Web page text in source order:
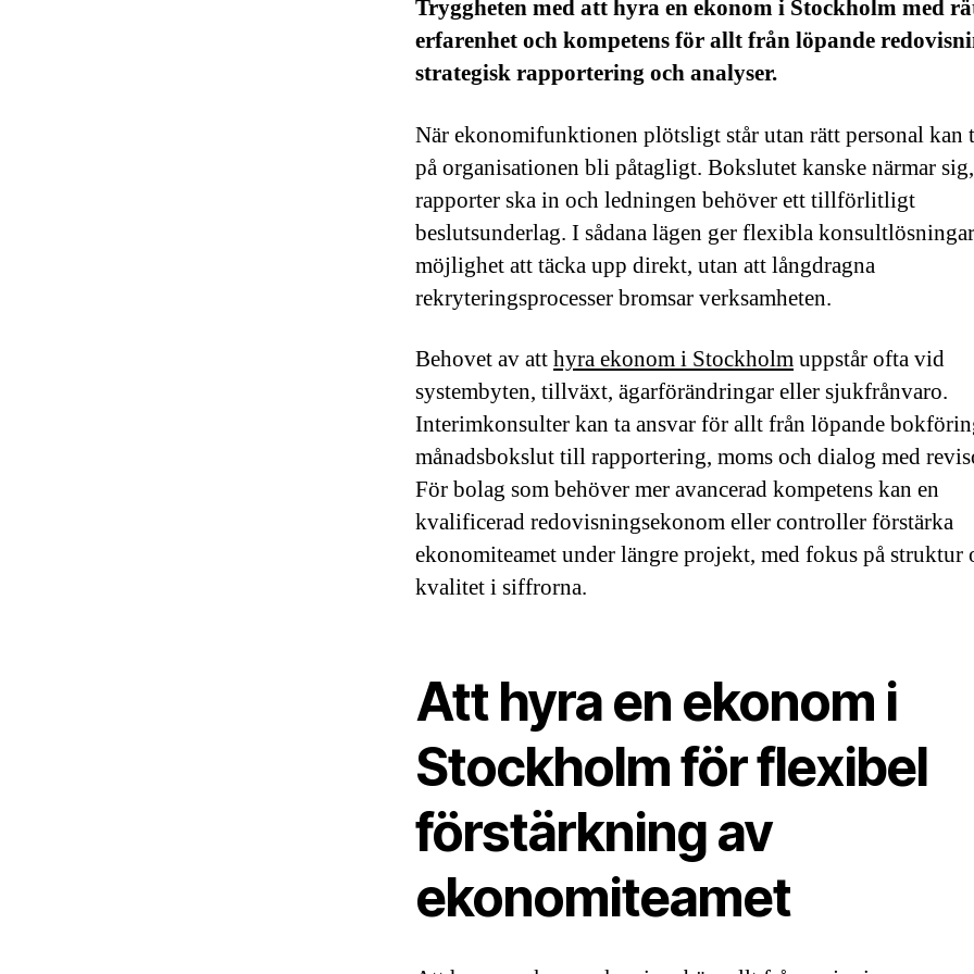
Tryggheten med att hyra en ekonom i Stockholm med
erfarenhet och kompetens för allt från löpande
strategisk rapportering och analyser.
När ekonomifunktionen plötsligt står utan rätt personal kan
på organisationen bli påtagligt. Bokslutet kanske närmar sig,
rapporter ska in och ledningen behöver ett tillförlitligt
beslutsunderlag. I sådana lägen ger flexibla konsultlösningar
möjlighet att täcka upp direkt, utan att långdragna
rekryteringsprocesser bromsar verksamheten.
Behovet av atthyra ekonom i Stockholmuppstår ofta vid
systembyten, tillväxt, ägarförändringar eller sjukfrånvaro.
Interimkonsulter kan ta ansvar för allt från löpande
månadsbokslut till rapportering, moms och dialog med
För bolag som behöver mer avancerad kompetens kan en
kvalificerad redovisningsekonom eller controller förstärka
ekonomiteamet under längre projekt, med fokus på struktur
kvalitet i siffrorna.
Att hyra en ekonom i
Stockholm för flexibel
förstärkning av
ekonomiteamet